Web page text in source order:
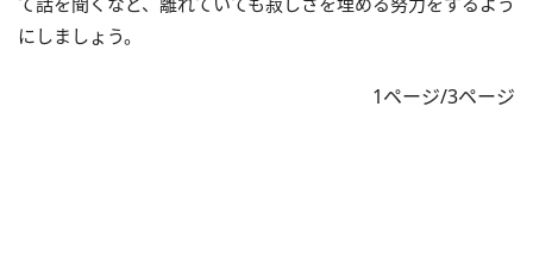
にしましょう。
1ページ/3ページ